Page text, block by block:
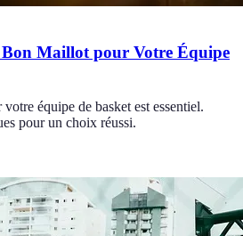
Maillot pour Votre Équipe
équipe de basket est essentiel.
pour un choix réussi.